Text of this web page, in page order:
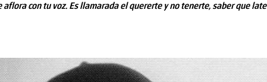
con tu voz. Es llamarada el quererte y no tenerte, saber que late